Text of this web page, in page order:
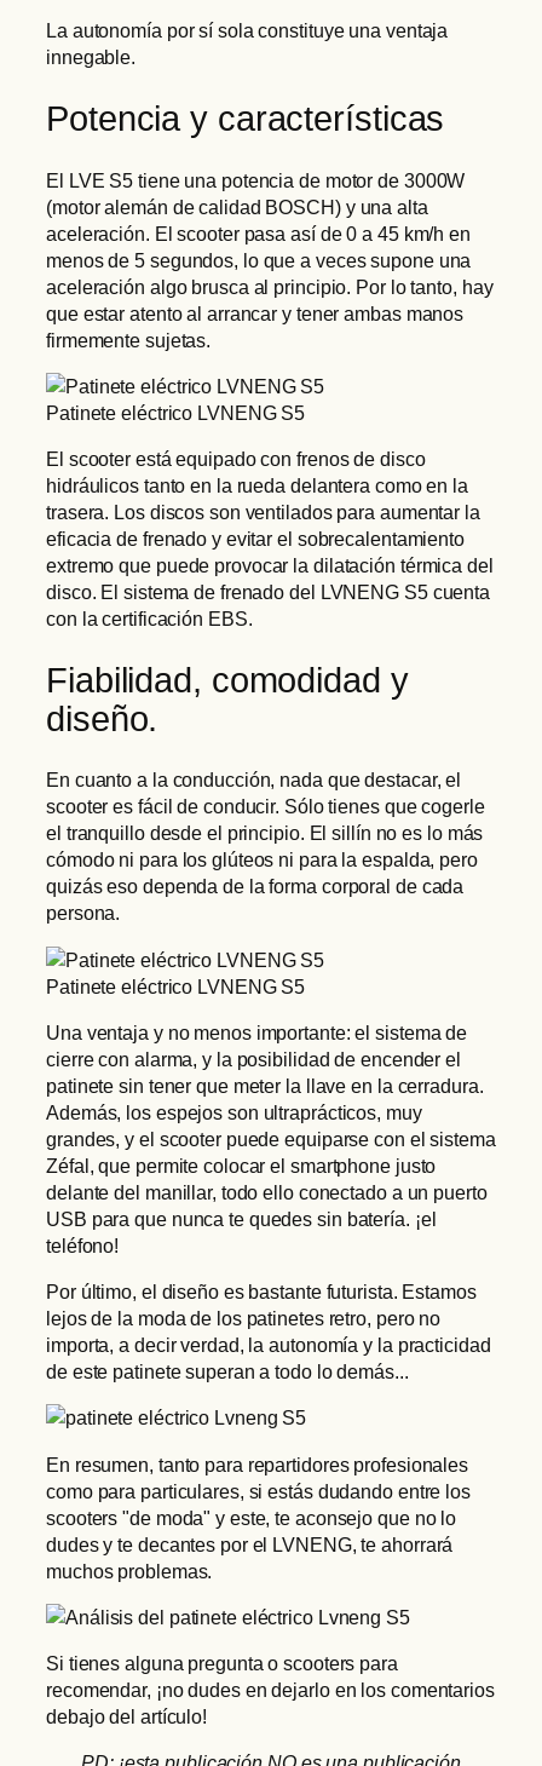
La autonomía por sí sola constituye una ventaja
innegable.
Potencia y características
El LVE S5 tiene una potencia de motor de 3000W
(motor alemán de calidad BOSCH) y una alta
aceleración. El scooter pasa así de 0 a 45 km/h en
menos de 5 segundos, lo que a veces supone una
aceleración algo brusca al principio. Por lo tanto, hay
que estar atento al arrancar y tener ambas manos
firmemente sujetas.
Patinete eléctrico LVNENG S5
El scooter está equipado con frenos de disco
hidráulicos tanto en la rueda delantera como en la
trasera. Los discos son ventilados para aumentar la
eficacia de frenado y evitar el sobrecalentamiento
extremo que puede provocar la dilatación térmica del
disco. El sistema de frenado del LVNENG S5 cuenta
con la certificación EBS.
Fiabilidad, comodidad y
diseño.
En cuanto a la conducción, nada que destacar, el
scooter es fácil de conducir. Sólo tienes que cogerle
el tranquillo desde el principio. El sillín no es lo más
cómodo ni para los glúteos ni para la espalda, pero
quizás eso dependa de la forma corporal de cada
persona.
Patinete eléctrico LVNENG S5
Una ventaja y no menos importante: el sistema de
cierre con alarma, y la posibilidad de encender el
patinete sin tener que meter la llave en la cerradura.
Además, los espejos son ultraprácticos, muy
grandes, y el scooter puede equiparse con el sistema
Zéfal, que permite colocar el smartphone justo
delante del manillar, todo ello conectado a un puerto
USB para que nunca te quedes sin batería. ¡el
teléfono!
Por último, el diseño es bastante futurista. Estamos
lejos de la moda de los patinetes retro, pero no
importa, a decir verdad, la autonomía y la practicidad
de este patinete superan a todo lo demás...
En resumen, tanto para repartidores profesionales
como para particulares, si estás dudando entre los
scooters "de moda" y este, te aconsejo que no lo
dudes y te decantes por el LVNENG, te ahorrará
muchos problemas.
Si tienes alguna pregunta o scooters para
recomendar, ¡no dudes en dejarlo en los comentarios
debajo del artículo!